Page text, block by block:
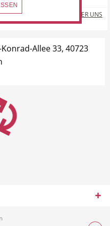
MEHR ÜBER UNS
Allee 33, 40723